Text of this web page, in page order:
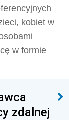
kobiet w
w formie
zdalnej